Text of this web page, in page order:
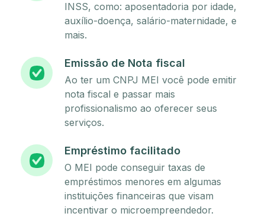
INSS, como: aposentadoria por idade,
auxílio-doença, salário-maternidade, e
mais.
Emissão de Nota fiscal
Ao ter um CNPJ MEI você pode emitir
nota fiscal e passar mais
profissionalismo ao oferecer seus
serviços.
Empréstimo facilitado
O MEI pode conseguir taxas de
empréstimos menores em algumas
instituições financeiras que visam
incentivar o microempreendedor.